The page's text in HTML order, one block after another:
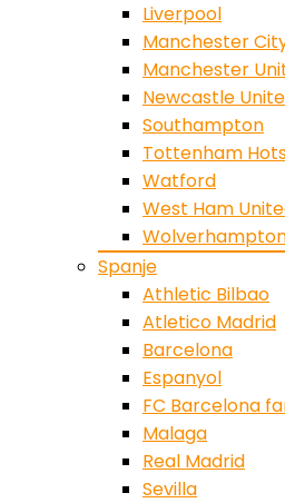
Liverpool
Manchester
Manchester
Newcastle
Southampton
Tottenham
Watford
West Ham
Spanje
Athletic Bilbao
Atletico Madrid
Barcelona
Espanyol
FC Barcelona
Malaga
Real Madrid
Sevilla